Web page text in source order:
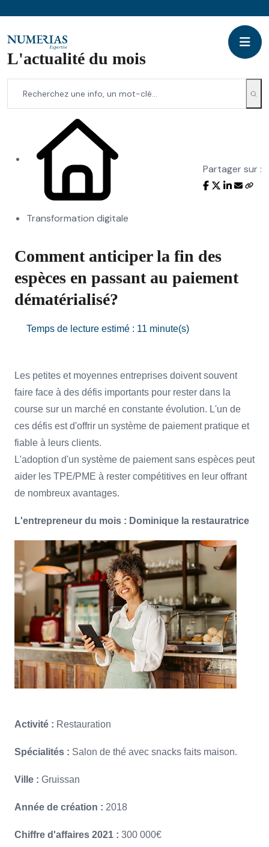
L'actualité du mois
Transformation digitale
Partager sur :
Comment anticiper la fin des
espèces en passant au paiement
dématérialisé?
Temps de lecture estimé : 11 minute(s)
Les petites et moyennes entreprises doivent souvent
faire face à des défis importants pour rester dans la
course sur un marché en constante évolution. L'un de
ces défis est d'offrir un système de paiement pratique et
fiable à leurs clients.
L'adoption d'un système de paiement sans espèces peut
aider les TPE/PME à rester compétitives en leur offrant
de nombreux avantages.
L'entrepreneur du mois : Dominique la restauratrice
Activité : Restauration
Spécialités : Salon de thé avec snacks faits maison.
Ville : Gruissan
Année de création : 2018
Chiffre d'affaires 2021 : 300 000€